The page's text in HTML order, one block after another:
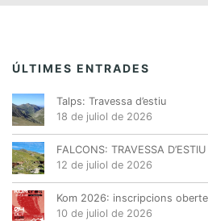
ÚLTIMES ENTRADES
Talps: Travessa d’estiu
18 de juliol de 2026
FALCONS: TRAVESSA
12 de juliol de 2026
Kom 2026: inscripcions
10 de juliol de 2026